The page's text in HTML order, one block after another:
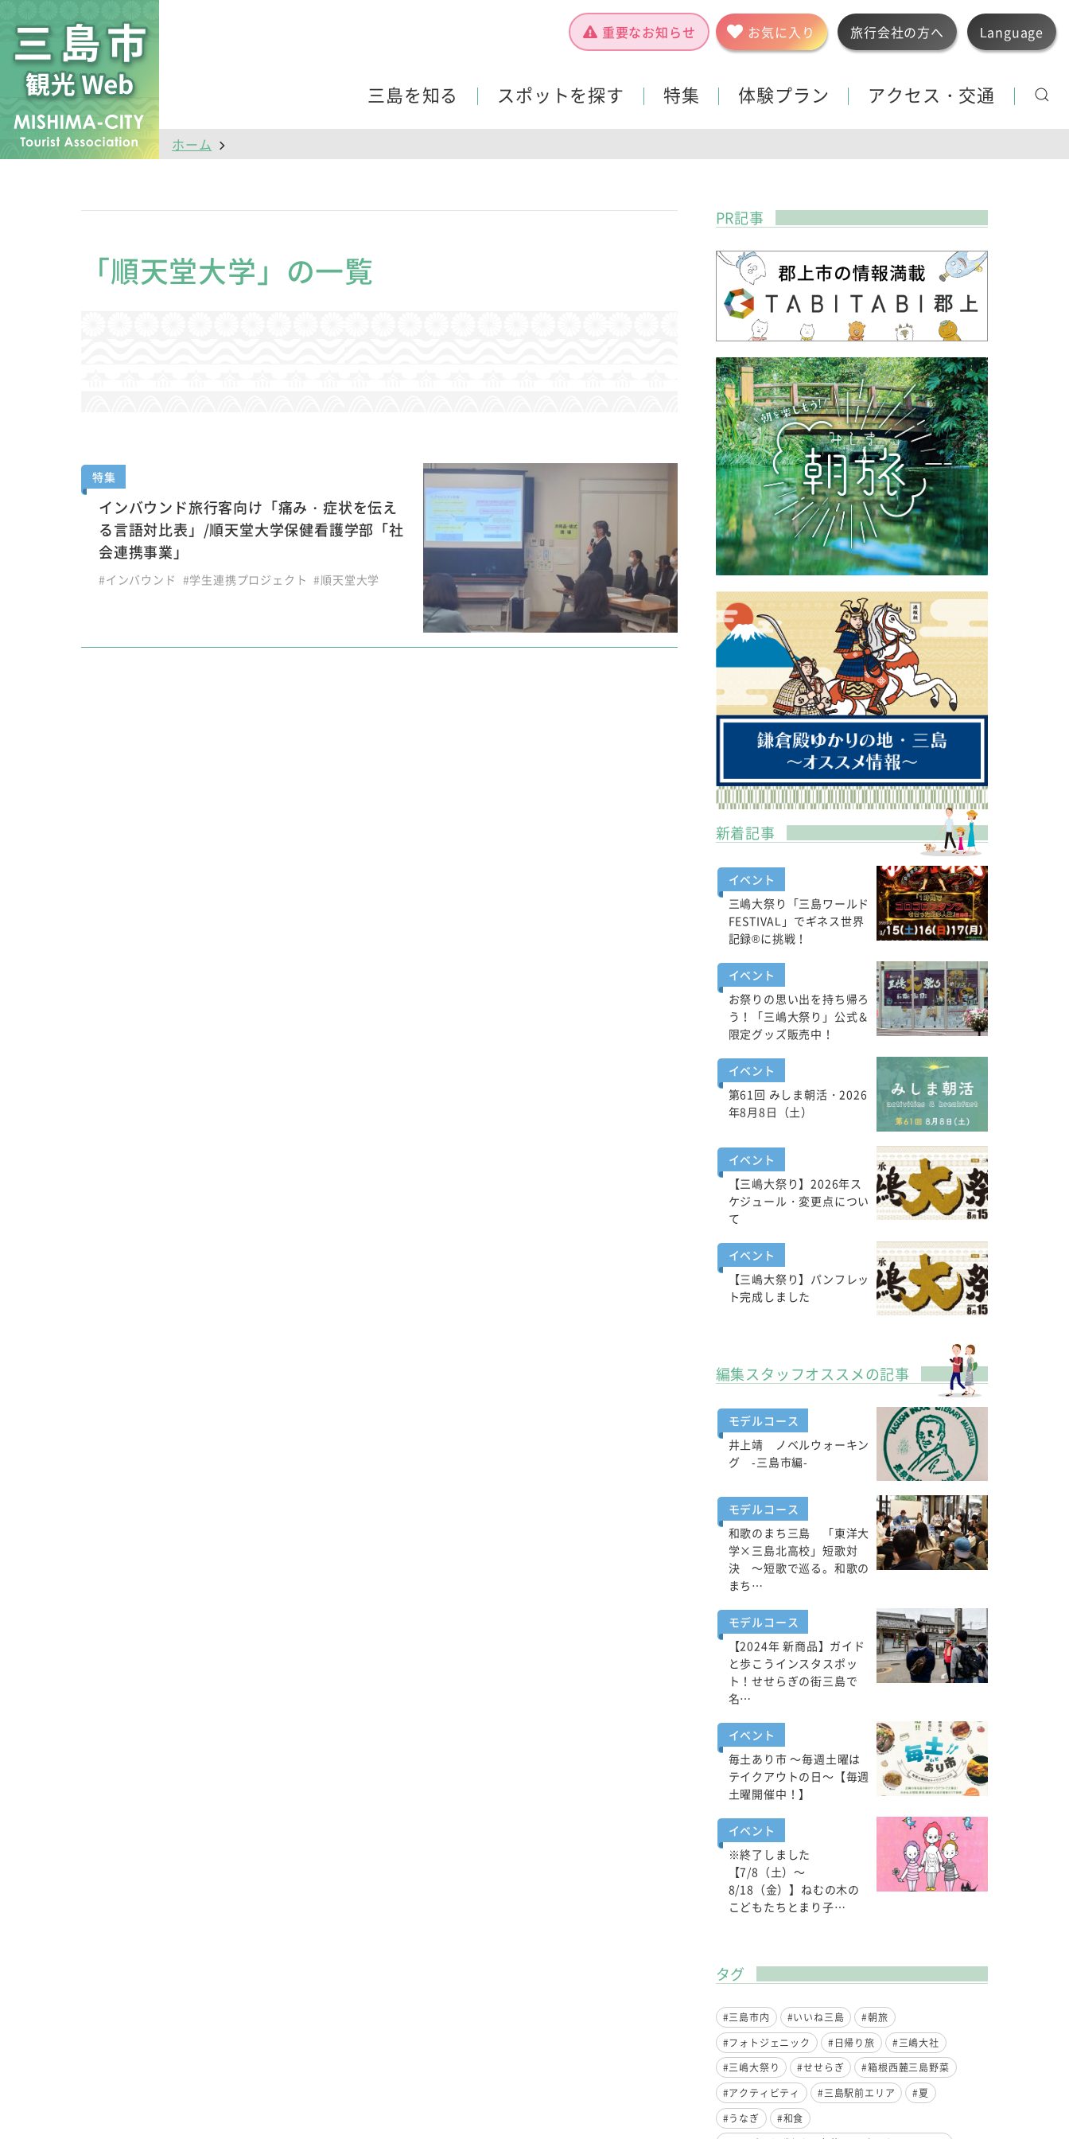
重要なお知らせ お気に入り 旅行会社の方へ Language
三島を知る スポットを探す 特集 体験プラン アクセス・交通
ホーム
「順天堂大学」の一覧
特集
インバウンド旅行客向け「痛み・症状を伝え
る言語対比表」/順天堂大学保健看護学部「社
会連携事業」
#インバウンド #学生連携プロジェクト #順天堂大学
PR記事
新着記事
イベント
三嶋大祭り「三島ワールド
FESTIVAL」でギネス世界
記録®に挑戦！
イベント
お祭りの思い出を持ち帰ろ
う！「三嶋大祭り」公式＆
限定グッズ販売中！
イベント
第61回 みしま朝活・2026
年8月8日（土）
イベント
【三嶋大祭り】2026年ス
ケジュール・変更点につい
て
イベント
【三嶋大祭り】パンフレッ
ト完成しました
編集スタッフオススメの記事
モデルコース
井上靖 ノベルウォーキン
グ -三島市編-
モデルコース
和歌のまち三島 「東洋大
学×三島北高校」短歌対
決 ～短歌で巡る。和歌の
まち…
モデルコース
【2024年 新商品】ガイド
と歩こうインスタスポッ
ト！せせらぎの街三島で
名…
イベント
毎土あり市 ～毎週土曜は
テイクアウトの日～【毎週
土曜開催中！】
イベント
※終了しました
【7/8（土）～
8/18（金）】ねむの木の
こどもたちとまり子…
タグ
#三島市内 #いいね三島
#朝旅
#フォトジェニック
#日帰り旅
#三嶋大社
#三嶋大祭り
#せせらぎ
#箱根西麓三島野菜
#アクティビティ
#三島駅前エリア
#夏
#うなぎ
#和食